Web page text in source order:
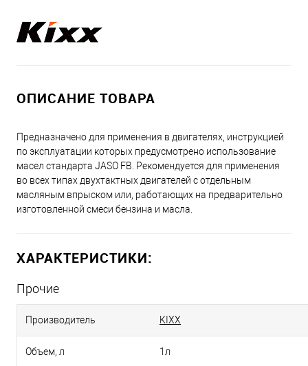
ОПИСАНИЕ ТОВАРА
Предназначено для применения в двигателях, инструкцией
по эксплуатации которых предусмотрено использование
масел стандарта JASO FB. Рекомендуется для применения
во всех типах двухтактных двигателей с отдельным
масляным впрыском или, работающих на предварительно
изготовленной смеси бензина и масла.
ХАРАКТЕРИСТИКИ:
Прочие
Производитель KIXX
Объем, л 1л